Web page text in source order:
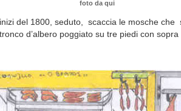
foto da qui
inizi del 1800, seduto, scaccia le mosche
d’albero poggiato su tre piedi con